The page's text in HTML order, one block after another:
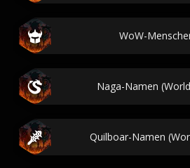
WoW-
Naga-Namen
Quilboar-Namen